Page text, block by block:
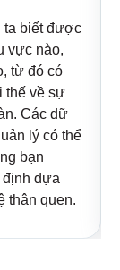
ta biết được
vực nào,
từ đó có
thế về sự
Các dữ
lý có thể
bạn
định dựa
thân quen.